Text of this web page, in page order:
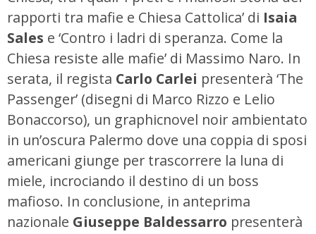
rapporti tra mafie e Chiesa Cattolica’ di Isaia
Sales e ‘Contro i ladri di speranza. Come la
Chiesa resiste alle mafie’ di Massimo Naro. In
serata, il regista Carlo Carlei presenterà ‘The
Passenger’ (disegni di Marco Rizzo e Lelio
Bonaccorso), un graphicnovel noir ambientato
in un’oscura Palermo dove una coppia di sposi
americani giunge per trascorrere la luna di
miele, incrociando il destino di un boss
mafioso. In conclusione, in anteprima
nazionale Giuseppe Baldessarro presenterà